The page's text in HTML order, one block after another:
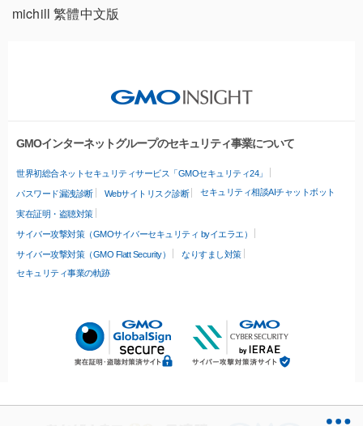
michill 繁體中文版
GMOインターネットグループのセキュリティ事業について
世界初総合ネットセキュリティサービス「GMOセキュリティ24」
パスワード漏洩診断 Webサイトリスク診断 セキュリティ相談AIチャットボット
実在証明・盗聴対策
サイバー攻撃対策（GMOサイバーセキュリティ byイエラエ）
サイバー攻撃対策（GMO Flatt Security）
なりすまし対策
セキュリティ事業の軌跡